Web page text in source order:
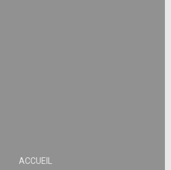
ACCUEIL